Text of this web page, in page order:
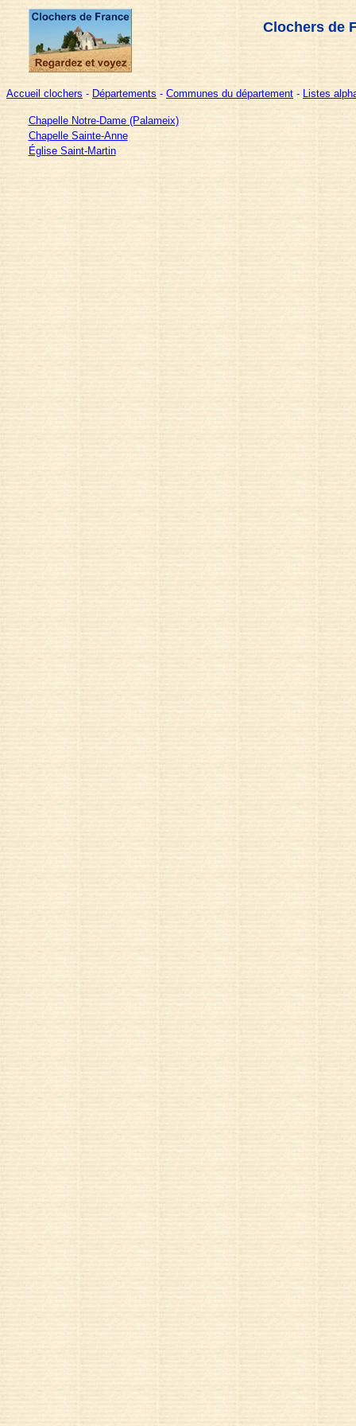
Clochers de
Accueil clochers - Départements - Communes du département - Listes
Chapelle Notre-Dame (Palameix)
Chapelle Sainte-Anne
Église Saint-Martin